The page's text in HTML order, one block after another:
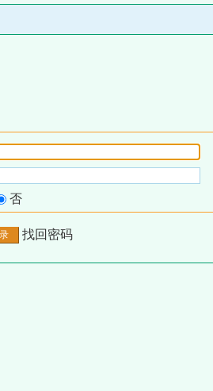
否
找回密码